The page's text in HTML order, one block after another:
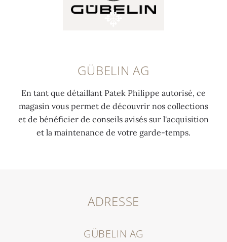
GÜBELIN AG
En tant que détaillant Patek Philippe autorisé, ce
magasin vous permet de découvrir nos collections
et de bénéficier de conseils avisés sur l'acquisition
et la maintenance de votre garde-temps.
ADRESSE
GÜBELIN AG